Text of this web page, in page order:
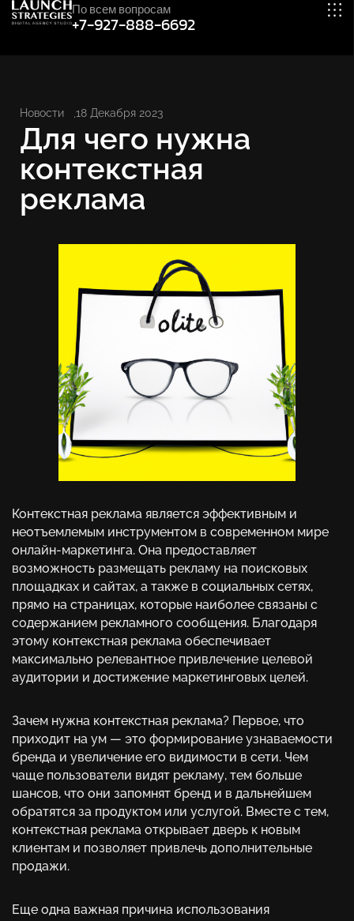
По всем вопросам
+7-927-888-6692
Новости 18 Декабря 2023
Для чего нужна
контекстная
реклама
Контекстная реклама является эффективным и
неотъемлемым инструментом в современном мире
онлайн-маркетинга. Она предоставляет
возможность размещать рекламу на поисковых
площадках и сайтах, а также в социальных сетях,
прямо на страницах, которые наиболее связаны с
содержанием рекламного сообщения. Благодаря
этому контекстная реклама обеспечивает
максимально релевантное привлечение целевой
аудитории и достижение маркетинговых целей.
Зачем нужна контекстная реклама? Первое, что
приходит на ум — это формирование узнаваемости
бренда и увеличение его видимости в сети. Чем
чаще пользователи видят рекламу, тем больше
шансов, что они запомнят бренд и в дальнейшем
обратятся за продуктом или услугой. Вместе с тем,
контекстная реклама открывает дверь к новым
клиентам и позволяет привлечь дополнительные
продажи.
Еще одна важная причина использования